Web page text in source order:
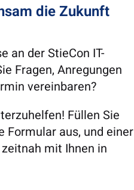
die Zukunft
an der StieCon IT-
Fragen, Anregungen
vereinbaren?
Füllen Sie
Formular aus, und einer
mit Ihnen in